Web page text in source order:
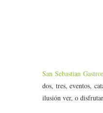
San Sebastian
dos, tres, eventos,
ilusión ver, o